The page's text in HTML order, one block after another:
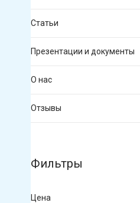
Статьи
Презентации и документы
О нас
Отзывы
Фильтры
Цена